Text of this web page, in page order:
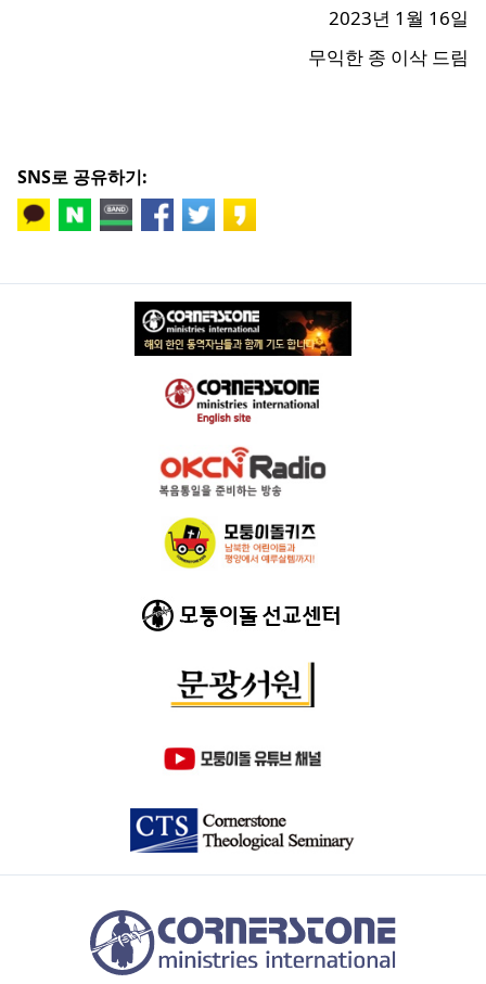
2023년 1월 16일
무익한 종 이삭 드림
SNS로 공유하기: